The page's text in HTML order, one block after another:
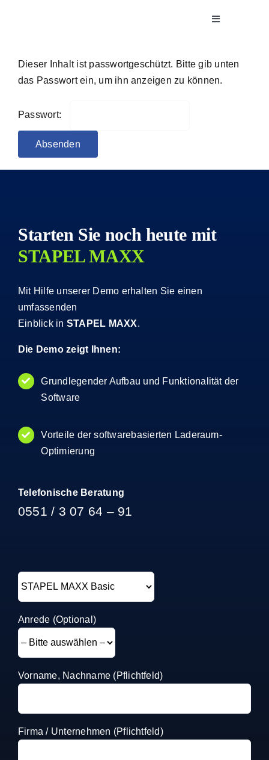
Toggle
Broschüren
Dieser Inhalt ist passwortgeschützt. Bitte gib unten
das Passwort ein, um ihn anzeigen zu können.
Passwort:
Starten Sie noch heute mit
STAPEL MAXX
Mit Hilfe unserer Demo erhalten Sie einen
umfassenden
Einblick in STAPEL MAXX.
Die Demo zeigt Ihnen:
Grundlegender Aufbau und Funktionalität der
Software
Vorteile der softwarebasierten Laderaum-
Optimierung
Telefonische Beratung
0551 / 3 07 64 – 91
Anrede (Optional)
Vorname, Nachname (Pflichtfeld)
Firma / Unternehmen (Pflichtfeld)